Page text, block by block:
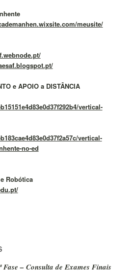
meusite/
e APOIO a DISTÂNCIA
vertical-
vertical-
no-ed
Robótica
Fase – Consulta de Exames Finais